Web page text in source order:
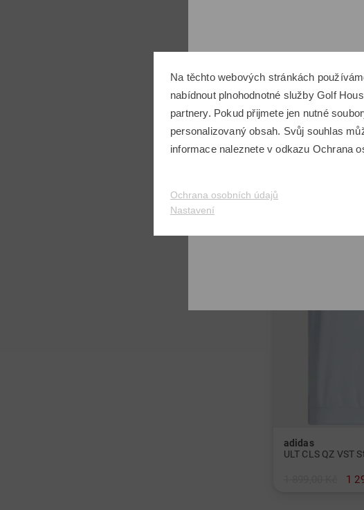
FootJoy
3 199,00 Kč 1
v: M L XL XXL
-31%
adidas
ULT CLS QZ VST
1
Na těchto webových stránkách
nabídnout plnohodnotné služby Golf
partnery. Pokud přijmete jen nutné
personalizovaný obsah. Svůj souhlas
informace naleznete v odkazu Ochrana
Ochrana osobních údajů
Nastavení